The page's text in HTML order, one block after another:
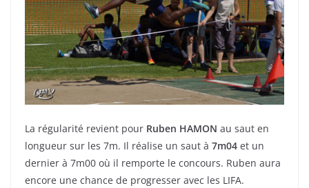
La régularité revient pour Ruben HAMON au saut en
longueur sur les 7m. Il réalise un saut à 7m04 et un
dernier à 7m00 où il remporte le concours. Ruben aura
encore une chance de progresser avec les LIFA.